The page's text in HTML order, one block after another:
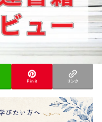
Pin it リンク